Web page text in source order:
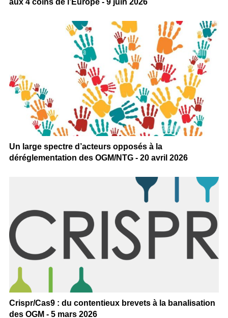
Un large spectre d’acteurs opposés à la
déréglementation des OGM/NTG - 20 avril 2026
Crispr/Cas9 : du contentieux brevets à la banalisation
des OGM - 5 mars 2026